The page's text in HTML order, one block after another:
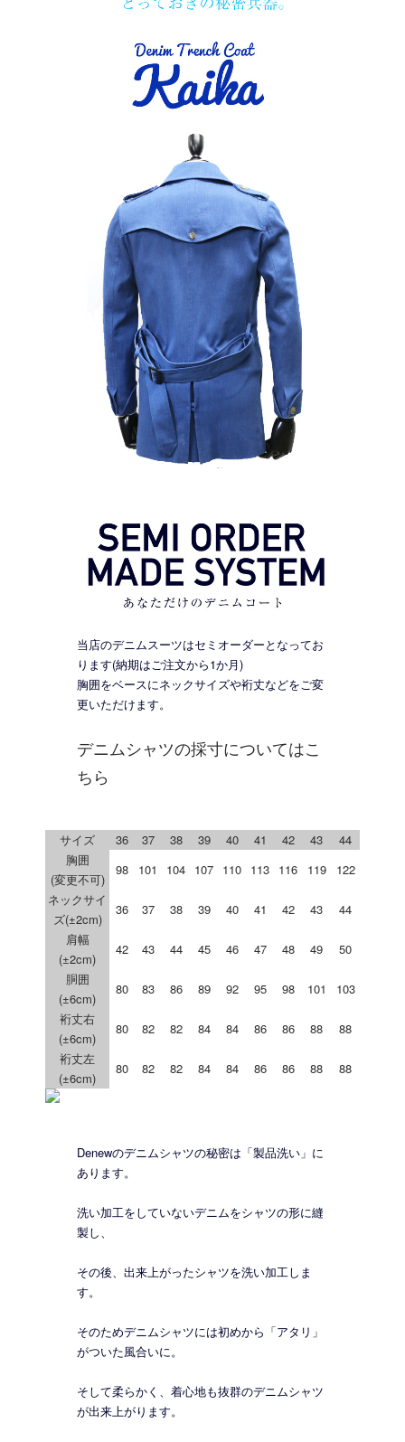
当店のデニムスーツはセミオーダーとなってお
ります(納期はご注文から1か月)
胸囲をベースにネックサイズや裄丈などをご変
更いただけます。
デニムシャツの採寸についてはこ
ちら
サイズ 36 37 38 39 40 41 42 43
44
胸囲
(変更不可)
98 101 104 107 110 113 116 119
122
ネックサイ
ズ(±2cm)
36 37 38 39 40 41 42 43
44
肩幅
(±2cm)
42 43 44 45 46 47 48 49
50
胴囲
(±6cm)
80 83 86 89 92 95 98 101
103
裄丈右
(±6cm)
80 82 82 84 84 86 86 88
88
裄丈左
(±6cm)
80 82 82 84 84 86 86 88 88
Denewのデニムシャツの秘密は「製品洗い」に
あります。
洗い加工をしていないデニムをシャツの形に縫
製し、
その後、出来上がったシャツを洗い加工しま
す。
そのためデニムシャツには初めから「アタリ」
がついた風合いに。
そして柔らかく、着心地も抜群のデニムシャツ
が出来上がります。